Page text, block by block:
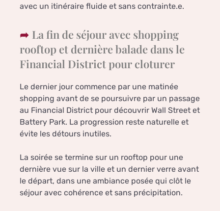
avec un itinéraire fluide et sans contrainte.e.
La fin de séjour avec shopping
rooftop et dernière balade dans le
Financial District pour cloturer
Le dernier jour commence par une matinée
shopping avant de se poursuivre par un passage
au Financial District pour découvrir Wall Street et
Battery Park. La progression reste naturelle et
évite les détours inutiles.
La soirée se termine sur un rooftop pour une
dernière vue sur la ville et un dernier verre avant
le départ, dans une ambiance posée qui clôt le
séjour avec cohérence et sans précipitation.